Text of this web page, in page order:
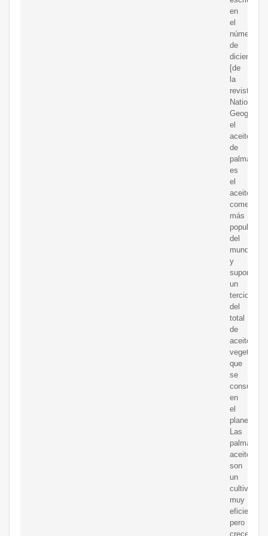
en
el
número
de
diciembre
[de
la
revista
National
el
aceite
de
palma
es
el
aceite
comestible
más
popular
del
mundo
y
supone
un
tercio
del
total
de
aceite
vegetal
que
se
consume
en
el
planeta.
Las
palmas
aceiteras
son
un
cultivo
muy
eficiente,
pero
crecen